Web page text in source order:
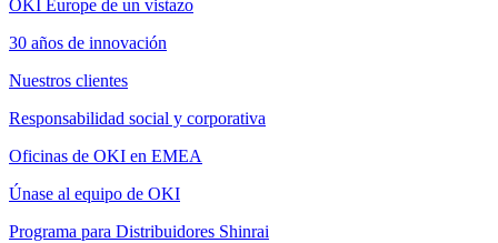
OKI Europe de un vistazo
30 años de innovación
Nuestros clientes
Responsabilidad social y corporativa
Oficinas de OKI en EMEA
Únase al equipo de OKI
Programa para Distribuidores Shinrai